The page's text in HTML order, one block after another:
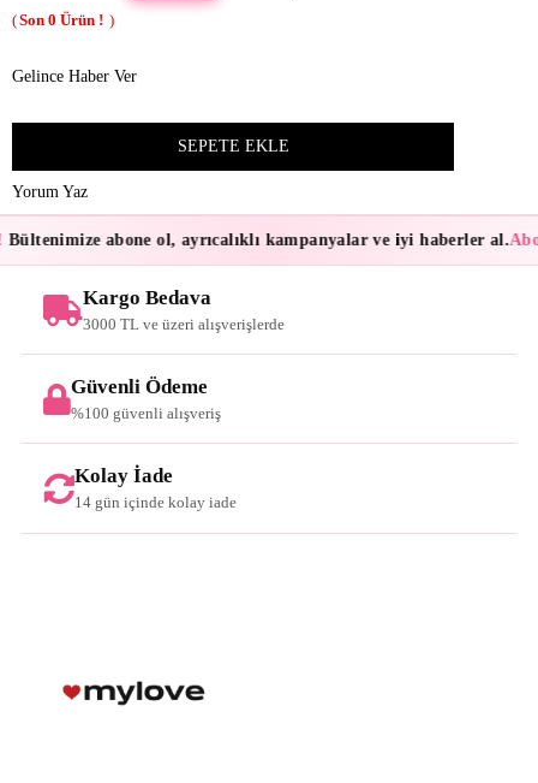
0
Gelince Haber Ver
Yorum Yaz
abone ol, ayrıcalıklı kampanyalar ve iyi haberler al.
Kargo Bedava
3000 TL ve üzeri alışverişlerde
Güvenli Ödeme
%100 güvenli alışveriş
Kolay İade
14 gün içinde kolay iade